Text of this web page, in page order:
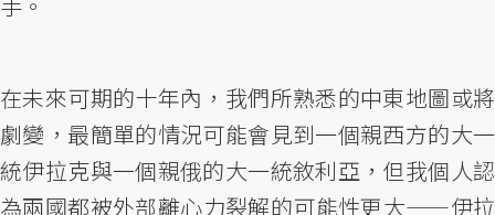
在未來可期的十年內，我們所熟悉的中東地圖或將
劇變，最簡單的情況可能會見到一個親西方的大一
統伊拉克與一個親俄的大一統敘利亞，但我個人認
為兩國都被外部離心力裂解的可能性更大——伊拉